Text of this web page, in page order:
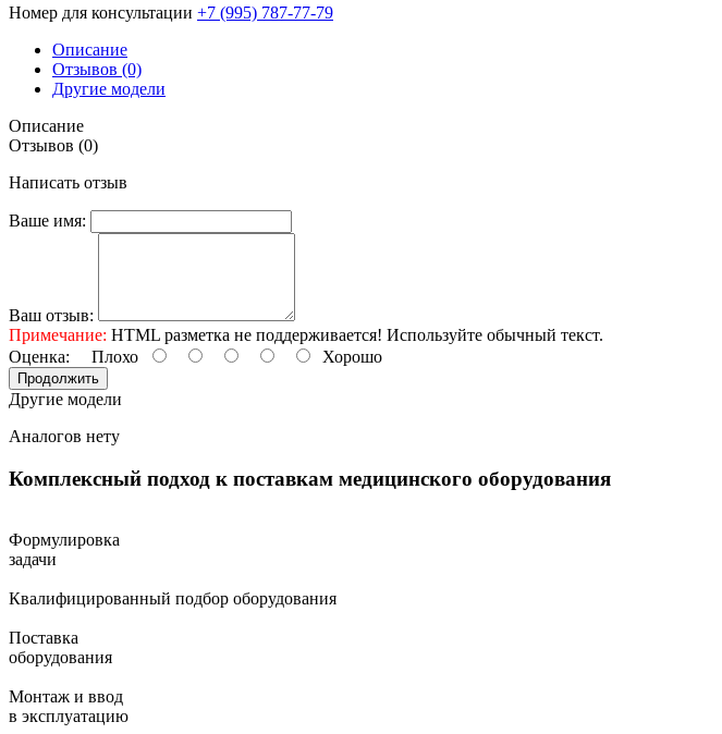
Номер для консультации ‎+7 (995) 787-77-79
Описание
Отзывов (0)
Другие модели
Описание
Отзывов (0)
Написать отзыв
Ваше имя:
Ваш отзыв:
Примечание: HTML разметка не поддерживается! Используйте обычный текст.
Оценка: Плохо Хорошо
Продолжить
Другие модели
Аналогов нету
Комплексный подход к поставкам медицинского оборудования
Формулировка
задачи
Квалифицированный подбор оборудования
Поставка
оборудования
Монтаж и ввод
в эксплуатацию